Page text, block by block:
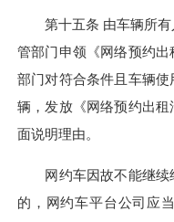
第十五条 由车辆所有
管部门申领《网络预约
部门对符合条件且车辆
辆，发放《网络预约出
面说明理由。
网约车因故不能继续
的，网约车平台公司应